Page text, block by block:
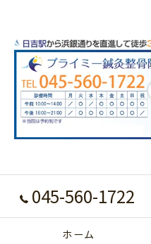
045-560-1722
ホーム